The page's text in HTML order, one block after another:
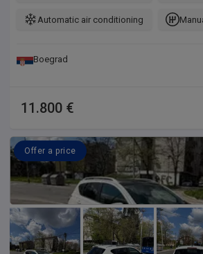
Automatic air conditioning
Boegrad
11.800 €
Offer a price